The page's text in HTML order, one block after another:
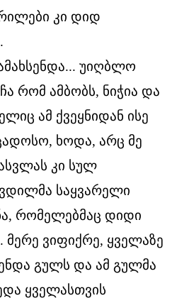
კი დიდ
უიღბლო
რომ ამბობს, ნიჭია და
ამ ქვეყნიდან ისე
ხოდა, არც მე
კი სულ
საყვარელი
რომელებმაც დიდი
მერე ვიფიქრე, ყველაზე
გულს და ამ გულმა
ყველასთვის